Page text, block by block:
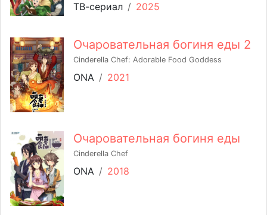
ТВ-сериал / 2025
Очаровательная богиня еды 2
Cinderella Chef: Adorable Food Goddess
ONA / 2021
Очаровательная богиня еды
Cinderella Chef
ONA / 2018